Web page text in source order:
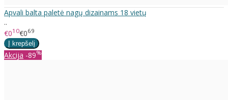
Apvali balta paletė nagų dizainams 18 vietų
..
€010€069
Akcija -89%